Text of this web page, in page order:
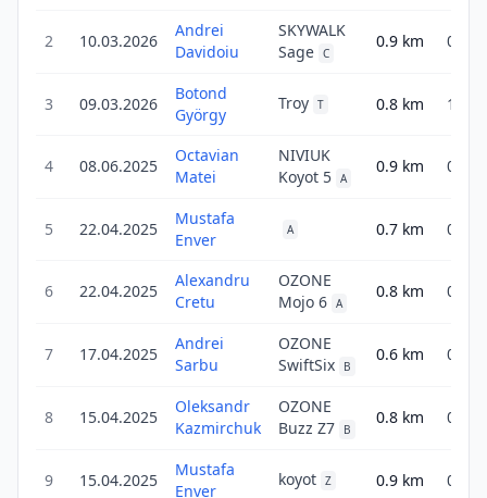
2 10.03.2026
Andrei
Davidoiu
SKYWALK
Sage C
0.9 km 0.9
3 09.03.2026
Botond
György
Troy T 0.8 km 1.2
4 08.06.2025
Octavian
Matei
NIVIUK
Koyot 5 A
0.9 km 0.9
5 22.04.2025
Mustafa
Enver
A 0.7 km 0.7
6 22.04.2025
Alexandru
Cretu
OZONE
Mojo 6 A
0.8 km 0.8
7 17.04.2025
Andrei
Sarbu
OZONE
SwiftSix
B
0.6 km 0.9
8 15.04.2025
Oleksandr
Kazmirchuk
OZONE
Buzz Z7
B
0.8 km 0.8
9 15.04.2025
Mustafa
Enver
koyot Z 0.9 km 0.9